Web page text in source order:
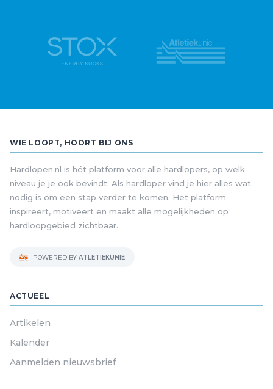
WIE LOOPT, HOORT BIJ ONS
Hardlopen.nl is hét platform voor alle hardlopers, op welk
niveau je je ook bevindt. Als hardloper vind je hier alles wat
nodig is om een stap verder te komen. Het platform
inspireert, motiveert en maakt alle mogelijkheden op
hardloopgebied zichtbaar.
POWERED BY ATLETIEKUNIE
ACTUEEL
Artikelen
Kalender
Aanmelden nieuwsbrief